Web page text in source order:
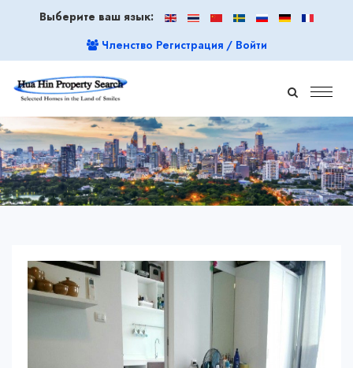
Выберите ваш язык:
Членство Регистрация / Войти